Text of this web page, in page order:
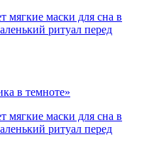
мягкие маски для сна в
ритуал перед
в темноте»
мягкие маски для сна в
ритуал перед